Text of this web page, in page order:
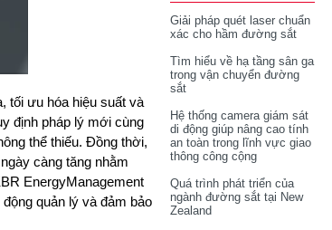
tối ưu hóa hiệu suất và
định pháp lý mới cùng
thể thiếu. Đồng thời,
càng tăng nhằm
EnergyManagement
quản lý và đảm bảo
Giải pháp quét laser chuẩn
xác cho hầm đường sắt
Tìm hiểu về hạ tầng sân ga
trong vận chuyển đường
sắt
Hệ thống camera giám sát
di động giúp nâng cao tính
an toàn trong lĩnh vực giao
thông công cộng
Quá trình phát triển của
ngành đường sắt tại New
Zealand